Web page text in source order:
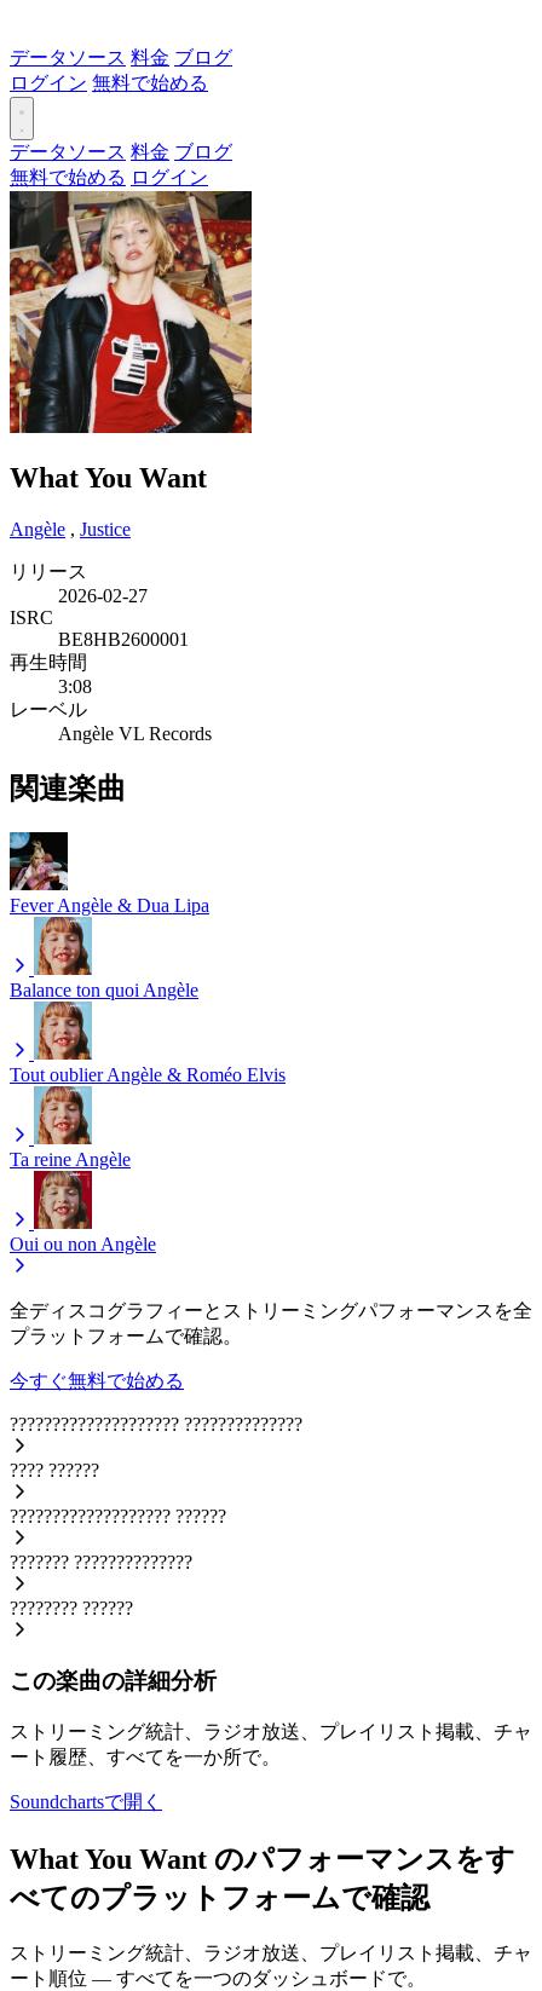
データソース 料金 ブログ
ログイン 無料で始める
データソース 料金 ブログ
無料で始める ログイン
What You Want
Angèle , Justice
リリース
2026-02-27
ISRC
BE8HB2600001
再生時間
3:08
レーベル
Angèle VL Records
関連楽曲
Fever Angèle & Dua Lipa
Balance ton quoi Angèle
Tout oublier Angèle & Roméo Elvis
Ta reine Angèle
Oui ou non Angèle
全ディスコグラフィーとストリーミングパフォーマンスを全
プラットフォームで確認。
今すぐ無料で始める
???????????????????? ??????????????
???? ??????
??????????????????? ??????
??????? ??????????????
???????? ??????
この楽曲の詳細分析
ストリーミング統計、ラジオ放送、プレイリスト掲載、チャ
ート履歴、すべてを一か所で。
Soundchartsで開く
What You Want のパフォーマンスをす
べてのプラットフォームで確認
ストリーミング統計、ラジオ放送、プレイリスト掲載、チャ
ート順位 — すべてを一つのダッシュボードで。